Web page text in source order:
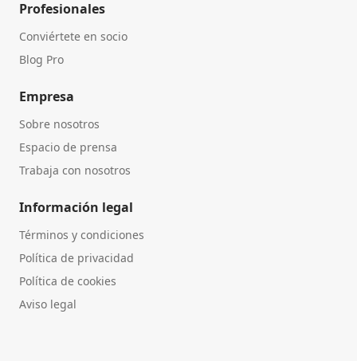
Profesionales
Conviértete en socio
Blog Pro
Empresa
Sobre nosotros
Espacio de prensa
Trabaja con nosotros
Información legal
Términos y condiciones
Política de privacidad
Política de cookies
Aviso legal